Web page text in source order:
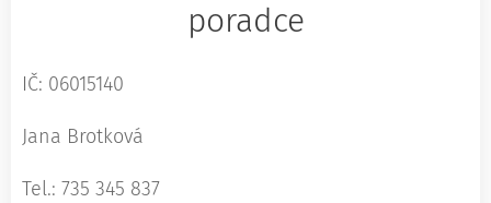
poradce
IČ: 06015140
Jana Brotková
Tel.: 735 345 837